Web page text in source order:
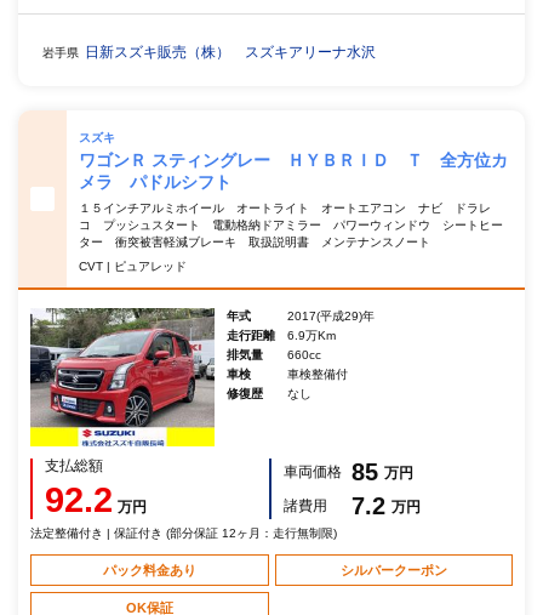
岩手県 日新スズキ販売（株） スズキアリーナ水沢
スズキ
ワゴンＲ スティングレー ＨＹＢＲＩＤ Ｔ 全方位カ
メラ パドルシフト
１５インチアルミホイール オートライト オートエアコン ナビ ドラレ
コ プッシュスタート 電動格納ドアミラー パワーウィンドウ シートヒー
ター 衝突被害軽減ブレーキ 取扱説明書 メンテナンスノート
CVT | ピュアレッド
年式
2017(平成29)年
走行距離
6.9万Km
排気量
660cc
車検
車検整備付
修復歴
なし
支払総額
92.2 万円
車両価格 85 万円
諸費用
7.2 万円
法定整備付き | 保証付き (部分保証 12ヶ月：走行無制限)
パック料金あり シルバークーポン
OK保証